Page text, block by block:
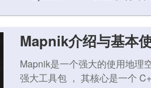
Mapnik介绍与基本
Mapnik是一个强大的使用地理
强大工具包 ， 其核心是一个